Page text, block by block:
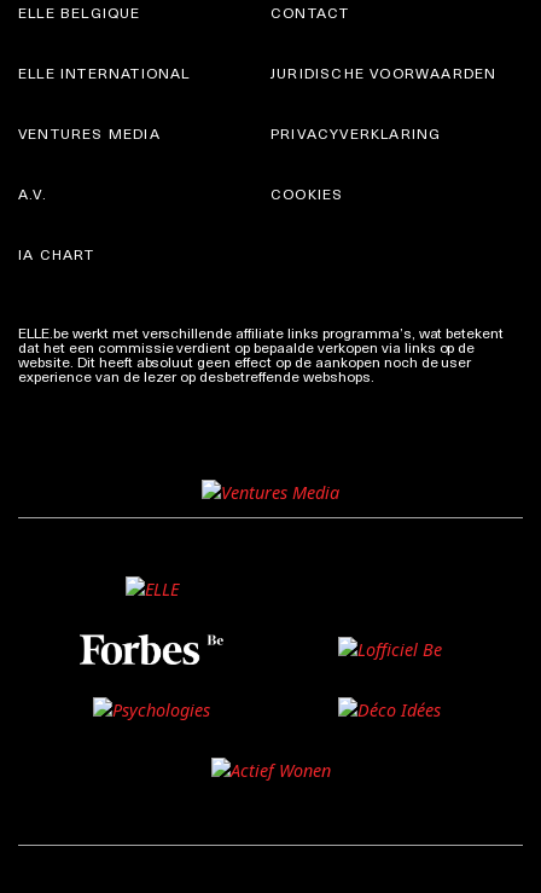
ELLE BELGIQUE CONTACT
ELLE INTERNATIONAL
VENTURES MEDIA
JURIDISCHE VOORWAARDEN
PRIVACYVERKLARING
A.V.
IA CHART
COOKIES
ELLE.be werkt met verschillende affiliate links programma’s, wat betekent
dat het een commissie verdient op bepaalde verkopen via links op de
website. Dit heeft absoluut geen effect op de aankopen noch de user
experience van de lezer op desbetreffende webshops.